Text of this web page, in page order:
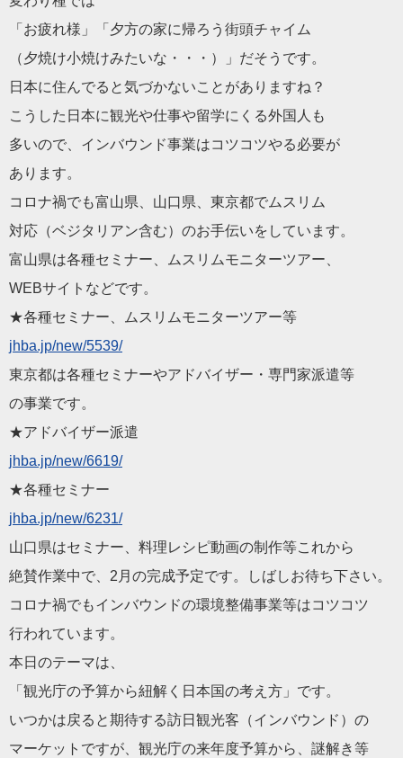
「お疲れ様」「夕方の家に帰ろう街頭チャイム
（夕焼け小焼けみたいな・・・）」だそうです。
日本に住んでると気づかないことがありますね？
こうした日本に観光や仕事や留学にくる外国人も
多いので、インバウンド事業はコツコツやる必要が
あります。
コロナ禍でも富山県、山口県、東京都でムスリム
対応（ベジタリアン含む）のお手伝いをしています。
富山県は各種セミナー、ムスリムモニターツアー、
WEBサイトなどです。
★各種セミナー、ムスリムモニターツアー等
jhba.jp/new/5539/
東京都は各種セミナーやアドバイザー・専門家派遣等
の事業です。
★アドバイザー派遣
jhba.jp/new/6619/
★各種セミナー
jhba.jp/new/6231/
山口県はセミナー、料理レシピ動画の制作等これから
絶賛作業中で、2月の完成予定です。しばしお待ち下さい。
コロナ禍でもインバウンドの環境整備事業等はコツコツ
行われています。
本日のテーマは、
「観光庁の予算から紐解く日本国の考え方」です。
いつかは戻ると期待する訪日観光客（インバウンド）の
マーケットですが、観光庁の来年度予算から、謎解き等